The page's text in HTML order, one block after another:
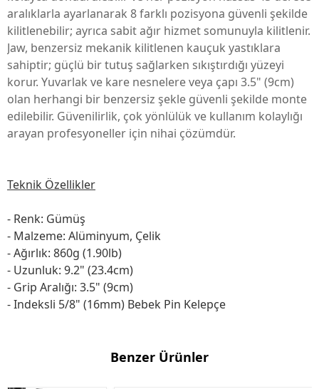
aralıklarla ayarlanarak 8 farklı pozisyona güvenli şekilde
kilitlenebilir; ayrıca sabit ağır hizmet somunuyla kilitlenir.
Jaw, benzersiz mekanik kilitlenen kauçuk yastıklara
sahiptir; güçlü bir tutuş sağlarken sıkıştırdığı yüzeyi
korur. Yuvarlak ve kare nesnelere veya çapı 3.5" (9cm)
olan herhangi bir benzersiz şekle güvenli şekilde monte
edilebilir. Güvenilirlik, çok yönlülük ve kullanım kolaylığı
arayan profesyoneller için nihai çözümdür.
Teknik Özellikler
- Renk: Gümüş
- Malzeme: Alüminyum, Çelik
- Ağırlık: 860g (1.90lb)
- Uzunluk: 9.2" (23.4cm)
- Grip Aralığı: 3.5" (9cm)
- Indeksli 5/8" (16mm) Bebek Pin Kelepçe
Benzer Ürünler